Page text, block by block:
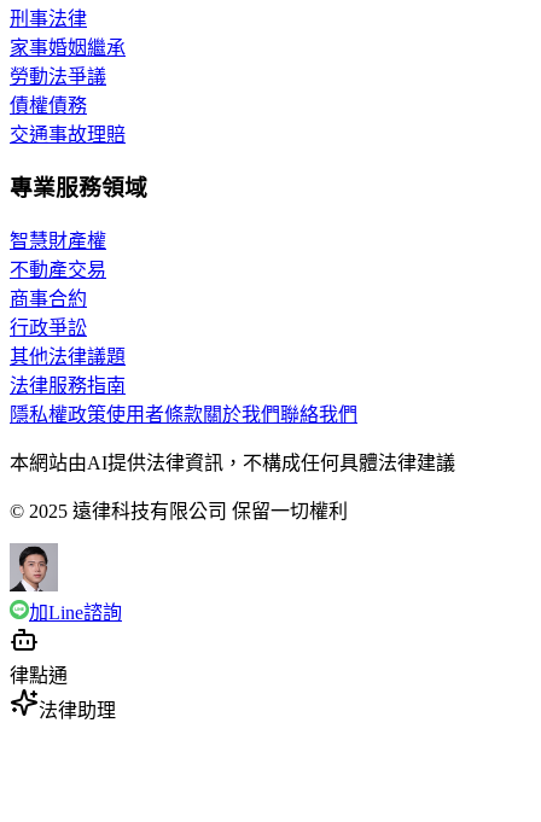
刑事法律
家事婚姻繼承
勞動法爭議
債權債務
交通事故理賠
專業服務領域
智慧財產權
不動產交易
商事合約
行政爭訟
其他法律議題
法律服務指南
隱私權政策使用者條款關於我們聯絡我們
本網站由AI提供法律資訊，不構成任何具體法律建議
© 2025 遠律科技有限公司 保留一切權利
加Line諮詢
律點通
法律助理